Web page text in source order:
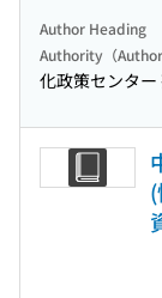
Author Heading
Authority（
化政策センタ